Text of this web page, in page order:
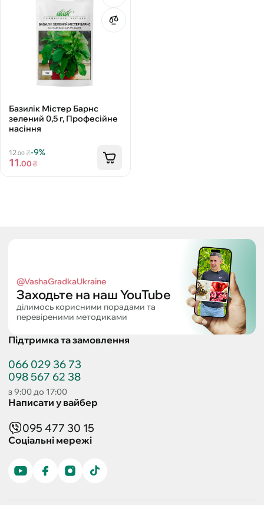
Базилік Містер Барнс
зелений 0,5 г, Професійне
насіння
12.00₴-9%
11.00₴
@VashaGradkaUkraine
Заходьте на наш YouTube
ділимось корисними порадами та
перевіреними методиками
Підтримка та замовлення
066 029 36 73
098 567 62 38
з 9:00 до 17:00
Написати у вайбер
095 477 30 15
Соціальні мережі